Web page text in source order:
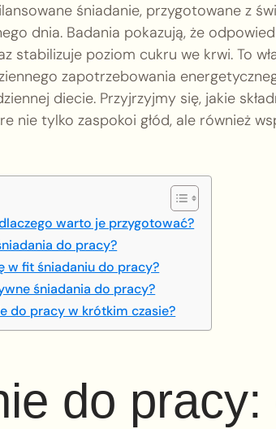
śniadanie, przygotowane z
dnia. Badania pokazują, że
stabilizuje poziom cukru we krwi. To
zapotrzebowania
diecie. Przyjrzyjmy się, jakie
nie tylko zaspokoi głód, ale również
warto je przygotować?
do pracy?
w fit śniadaniu do pracy?
śniadania do pracy?
do pracy w krótkim czasie?
do